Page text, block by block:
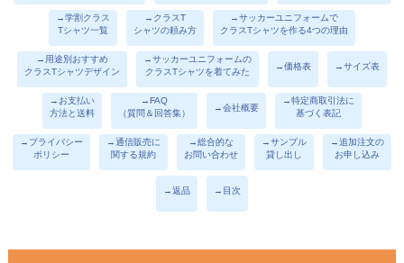
→学割クラス
Tシャツ一覧
→クラスT
シャツの頼み方
→サッカーユニフォームで
クラスTシャツを作る4つの理由
→用途別おすすめ
クラスTシャツデザイン
→サッカーユニフォームの
クラスTシャツを着てみた
→価格表 →サイズ表
→お支払い
方法と送料
→FAQ
（質問＆回答集）
→会社概要
→特定商取引法に
基づく表記
→プライバシー
ポリシー
→通信販売に
関する規約
→総合的な
お問い合わせ
→サンプル
貸し出し
→追加注文の
お申し込み
→返品 →目次